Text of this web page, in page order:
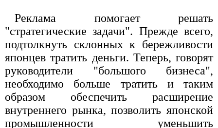
Реклама помогает решать
"стратегические задачи". Прежде всего,
подтолкнуть склонных к бережливости
японцев тратить деньги. Теперь, говорят
руководители "большого бизнеса",
необходимо больше тратить и таким
образом обеспечить расширение
внутреннего рынка, позволить японской
промышленности уменьшить